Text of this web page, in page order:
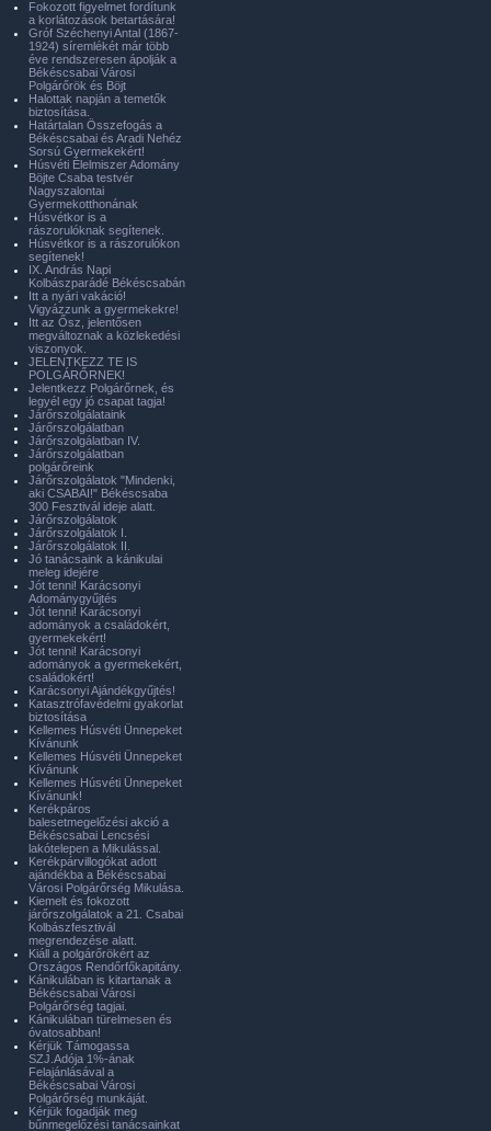
Fokozott figyelmet fordítunk
a korlátozások betartására!
Gróf Széchenyi Antal (1867-
1924) síremlékét már több
éve rendszeresen ápolják a
Békéscsabai Városi
Polgárőrök és Böjt
Halottak napján a temetők
biztosítása.
Határtalan Összefogás a
Békéscsabai és Aradi Nehéz
Sorsú Gyermekekért!
Húsvéti Élelmiszer Adomány
Böjte Csaba testvér
Nagyszalontai
Gyermekotthonának
Húsvétkor is a
rászorulóknak segítenek.
Húsvétkor is a rászorulókon
segítenek!
IX. András Napi
Kolbászparádé Békéscsabán
Itt a nyári vakáció!
Vigyázzunk a gyermekekre!
Itt az Ősz, jelentősen
megváltoznak a közlekedési
viszonyok.
JELENTKEZZ TE IS
POLGÁRŐRNEK!
Jelentkezz Polgárőrnek, és
legyél egy jó csapat tagja!
Járőrszolgálataink
Járőrszolgálatban
Járőrszolgálatban IV.
Járőrszolgálatban
polgárőreink
Járőrszolgálatok "Mindenki,
aki CSABAI!" Békéscsaba
300 Fesztivál ideje alatt.
Járőrszolgálatok
Járőrszolgálatok I.
Járőrszolgálatok II.
Jó tanácsaink a kánikulai
meleg idejére
Jót tenni! Karácsonyi
Adománygyűjtés
Jót tenni! Karácsonyi
adományok a családokért,
gyermekekért!
Jót tenni! Karácsonyi
adományok a gyermekekért,
családokért!
Karácsonyi Ajándékgyűjtés!
Katasztrófavédelmi gyakorlat
biztosítása
Kellemes Húsvéti Ünnepeket
Kívánunk
Kellemes Húsvéti Ünnepeket
Kívánunk
Kellemes Húsvéti Ünnepeket
Kívánunk!
Kerékpáros
balesetmegelőzési akció a
Békéscsabai Lencsési
lakótelepen a Mikulással.
Kerékpárvillogókat adott
ajándékba a Békéscsabai
Városi Polgárőrség Mikulása.
Kiemelt és fokozott
járőrszolgálatok a 21. Csabai
Kolbászfesztivál
megrendezése alatt.
Kiáll a polgárőrökért az
Országos Rendőrfőkapitány.
Kánikulában is kitartanak a
Békéscsabai Városi
Polgárőrség tagjai.
Kánikulában türelmesen és
óvatosabban!
Kérjük Támogassa
SZJ.Adója 1%-ának
Felajánlásával a
Békéscsabai Városi
Polgárőrség munkáját.
Kérjük fogadják meg
bűnmegelőzési tanácsainkat